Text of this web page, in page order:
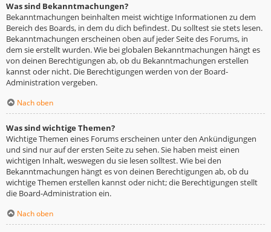
Was sind Bekanntmachungen?
Bekanntmachungen beinhalten meist wichtige Informationen zu dem
Bereich des Boards, in dem du dich befindest. Du solltest sie stets lesen.
Bekanntmachungen erscheinen oben auf jeder Seite des Forums, in
dem sie erstellt wurden. Wie bei globalen Bekanntmachungen hängt es
von deinen Berechtigungen ab, ob du Bekanntmachungen erstellen
kannst oder nicht. Die Berechtigungen werden von der Board-
Administration vergeben.
Nach oben
Was sind wichtige Themen?
Wichtige Themen eines Forums erscheinen unter den Ankündigungen
und sind nur auf der ersten Seite zu sehen. Sie haben meist einen
wichtigen Inhalt, weswegen du sie lesen solltest. Wie bei den
Bekanntmachungen hängt es von deinen Berechtigungen ab, ob du
wichtige Themen erstellen kannst oder nicht; die Berechtigungen stellt
die Board-Administration ein.
Nach oben